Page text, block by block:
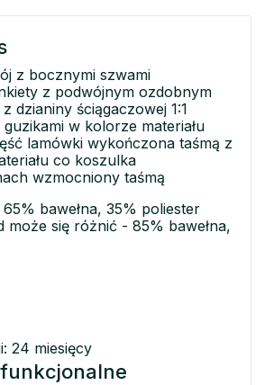
z bocznymi szwami
z podwójnym ozdobnym
dzianiny ściągaczowej 1:1
w kolorze materiału
lamówki wykończona taśmą z
co koszulka
wzmocniony taśmą
65% bawełna, 35% poliester
może się różnić - 85% bawełna,
24 miesięcy